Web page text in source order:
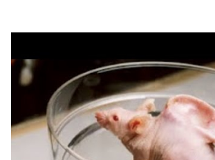
wn.com_.jpg